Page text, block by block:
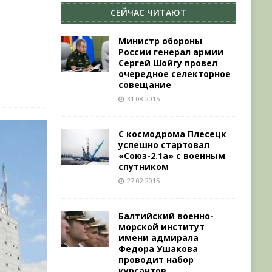
СЕЙЧАС ЧИТАЮТ
Министр обороны
России генерал армии
Сергей Шойгу провел
очередное селекторное
совещание
31.08.2015
С космодрома Плесецк
успешно стартовал
«Союз-2.1а» с военным
спутником
27.02.2015
Балтийский военно-
морской институт
имени адмирала
Федора Ушакова
проводит набор